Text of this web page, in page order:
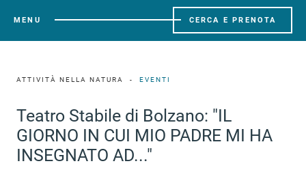
MENU CERCA E PRENOTA
ATTIVITÀ NELLA NATURA EVENTI
Teatro Stabile di Bolzano: "IL
GIORNO IN CUI MIO PADRE MI HA
INSEGNATO AD..."